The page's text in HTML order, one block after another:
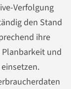
Verfolgung
den Stand
ihre
und